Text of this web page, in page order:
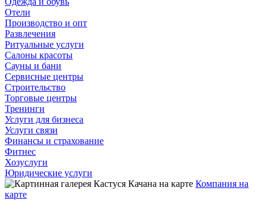
Отели
Производство и опт
Развлечения
Ритуальные услуги
Салоны красоты
Сауны и бани
Сервисные центры
Строительство
Торговые центры
Тренинги
Услуги для бизнеса
Услуги связи
Финансы и страхование
Фитнес
Хозуслуги
Юридические услуги
Компания на
карте